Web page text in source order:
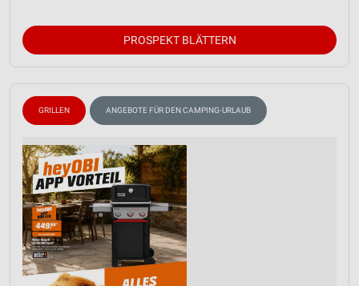
PROSPEKT BLÄTTERN
GRILLEN ANGEBOTE FÜR DEN CAMPING-URLAUB